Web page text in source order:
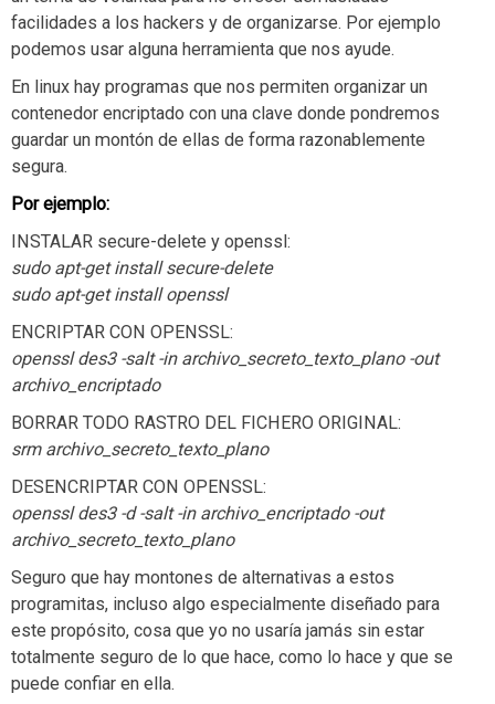
facilidades a los hackers y de organizarse. Por ejemplo
podemos usar alguna herramienta que nos ayude.
En linux hay programas que nos permiten organizar un
contenedor encriptado con una clave donde pondremos
guardar un montón de ellas de forma razonablemente
segura.
Por ejemplo:
INSTALAR secure-delete y openssl:
sudo apt-get install secure-delete
sudo apt-get install openssl
ENCRIPTAR CON OPENSSL:
openssl des3 -salt -in archivo_secreto_texto_plano -out
archivo_encriptado
BORRAR TODO RASTRO DEL FICHERO ORIGINAL:
srm archivo_secreto_texto_plano
DESENCRIPTAR CON OPENSSL:
openssl des3 -d -salt -in archivo_encriptado -out
archivo_secreto_texto_plano
Seguro que hay montones de alternativas a estos
programitas, incluso algo especialmente diseñado para
este propósito, cosa que yo no usaría jamás sin estar
totalmente seguro de lo que hace, como lo hace y que se
puede confiar en ella.